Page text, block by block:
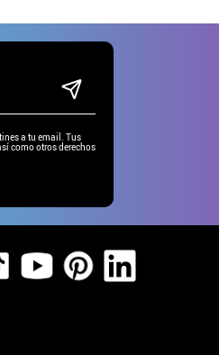
a tu email. Tus
como otros derechos